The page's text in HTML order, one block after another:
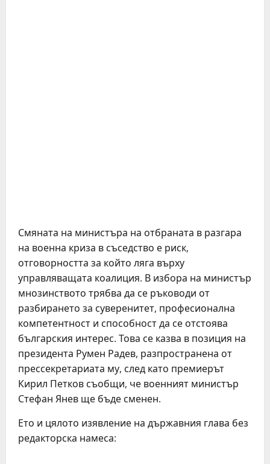
Смяната на министъра на отбраната в разгара
на военна криза в съседство е риск,
отговорността за който ляга върху
управляващата коалиция. В избора на министър
мнозинството трябва да се ръководи от
разбирането за суверенитет, професионална
компетентност и способност да се отстоява
българския интерес. Това се казва в позиция на
президента Румен Радев, разпространена от
прессекретариата му, след като премиерът
Кирил Петков съобщи, че военният министър
Стефан Янев ще бъде сменен.
Ето и цялото изявление на държавния глава без
редакторска намеса: